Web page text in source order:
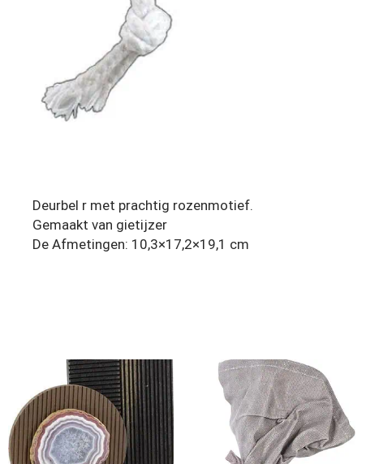
Deurbel r met prachtig rozenmotief.
Gemaakt van gietijzer
De Afmetingen: 10,3×17,2×19,1 cm